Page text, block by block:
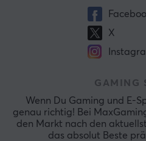
X
GAMING
Wenn Du Gaming und E-
genau richtig! Bei
den Markt nach den
das absolut Beste